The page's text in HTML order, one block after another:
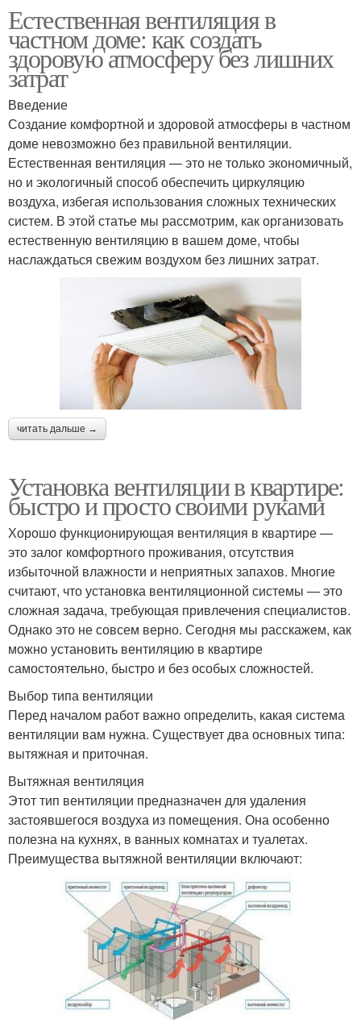
Естественная вентиляция в
частном доме: как создать
здоровую атмосферу без лишних
затрат
Введение
Создание комфортной и здоровой атмосферы в частном
доме невозможно без правильной вентиляции.
Естественная вентиляция — это не только экономичный,
но и экологичный способ обеспечить циркуляцию
воздуха, избегая использования сложных технических
систем. В этой статье мы рассмотрим, как организовать
естественную вентиляцию в вашем доме, чтобы
наслаждаться свежим воздухом без лишних затрат.
читать дальше →
Установка вентиляции в квартире:
быстро и просто своими руками
Хорошо функционирующая вентиляция в квартире —
это залог комфортного проживания, отсутствия
избыточной влажности и неприятных запахов. Многие
считают, что установка вентиляционной системы — это
сложная задача, требующая привлечения специалистов.
Однако это не совсем верно. Сегодня мы расскажем, как
можно установить вентиляцию в квартире
самостоятельно, быстро и без особых сложностей.
Выбор типа вентиляции
Перед началом работ важно определить, какая система
вентиляции вам нужна. Существует два основных типа:
вытяжная и приточная.
Вытяжная вентиляция
Этот тип вентиляции предназначен для удаления
застоявшегося воздуха из помещения. Она особенно
полезна на кухнях, в ванных комнатах и туалетах.
Преимущества вытяжной вентиляции включают: